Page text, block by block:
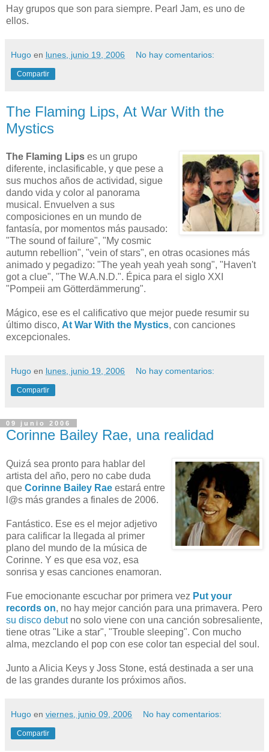
Hay grupos que son para siempre. Pearl Jam, es uno de
ellos.
Hugo en lunes, junio 19, 2006 No hay comentarios:
Compartir
The Flaming Lips, At War With the
Mystics
The Flaming Lips es un grupo
diferente, inclasificable, y que pese a
sus muchos años de actividad, sigue
dando vida y color al panorama
musical. Envuelven a sus
composiciones en un mundo de
fantasía, por momentos más pausado:
"The sound of failure", "My cosmic
autumn rebellion", "vein of stars", en otras ocasiones más
animado y pegadizo: "The yeah yeah yeah song", "Haven't
got a clue", "The W.A.N.D.". Épica para el siglo XXI
"Pompeii am Götterdämmerung".
Mágico, ese es el calificativo que mejor puede resumir su
último disco, At War With the Mystics, con canciones
excepcionales.
Hugo en lunes, junio 19, 2006 No hay comentarios:
Compartir
09 junio 2006
Corinne Bailey Rae, una realidad
Quizá sea pronto para hablar del
artista del año, pero no cabe duda
que Corinne Bailey Rae estará entre
l@s más grandes a finales de 2006.
Fantástico. Ese es el mejor adjetivo
para calificar la llegada al primer
plano del mundo de la música de
Corinne. Y es que esa voz, esa
sonrisa y esas canciones enamoran.
Fue emocionante escuchar por primera vez Put your
records on, no hay mejor canción para una primavera. Pero
su disco debutno solo viene con una canción sobresaliente,
tiene otras "Like a star", "Trouble sleeping". Con mucho
alma, mezclando el pop con ese color tan especial del soul.
Junto a Alicia Keys y Joss Stone, está destinada a ser una
de las grandes durante los próximos años.
Hugo en viernes, junio 09, 2006 No hay comentarios:
Compartir